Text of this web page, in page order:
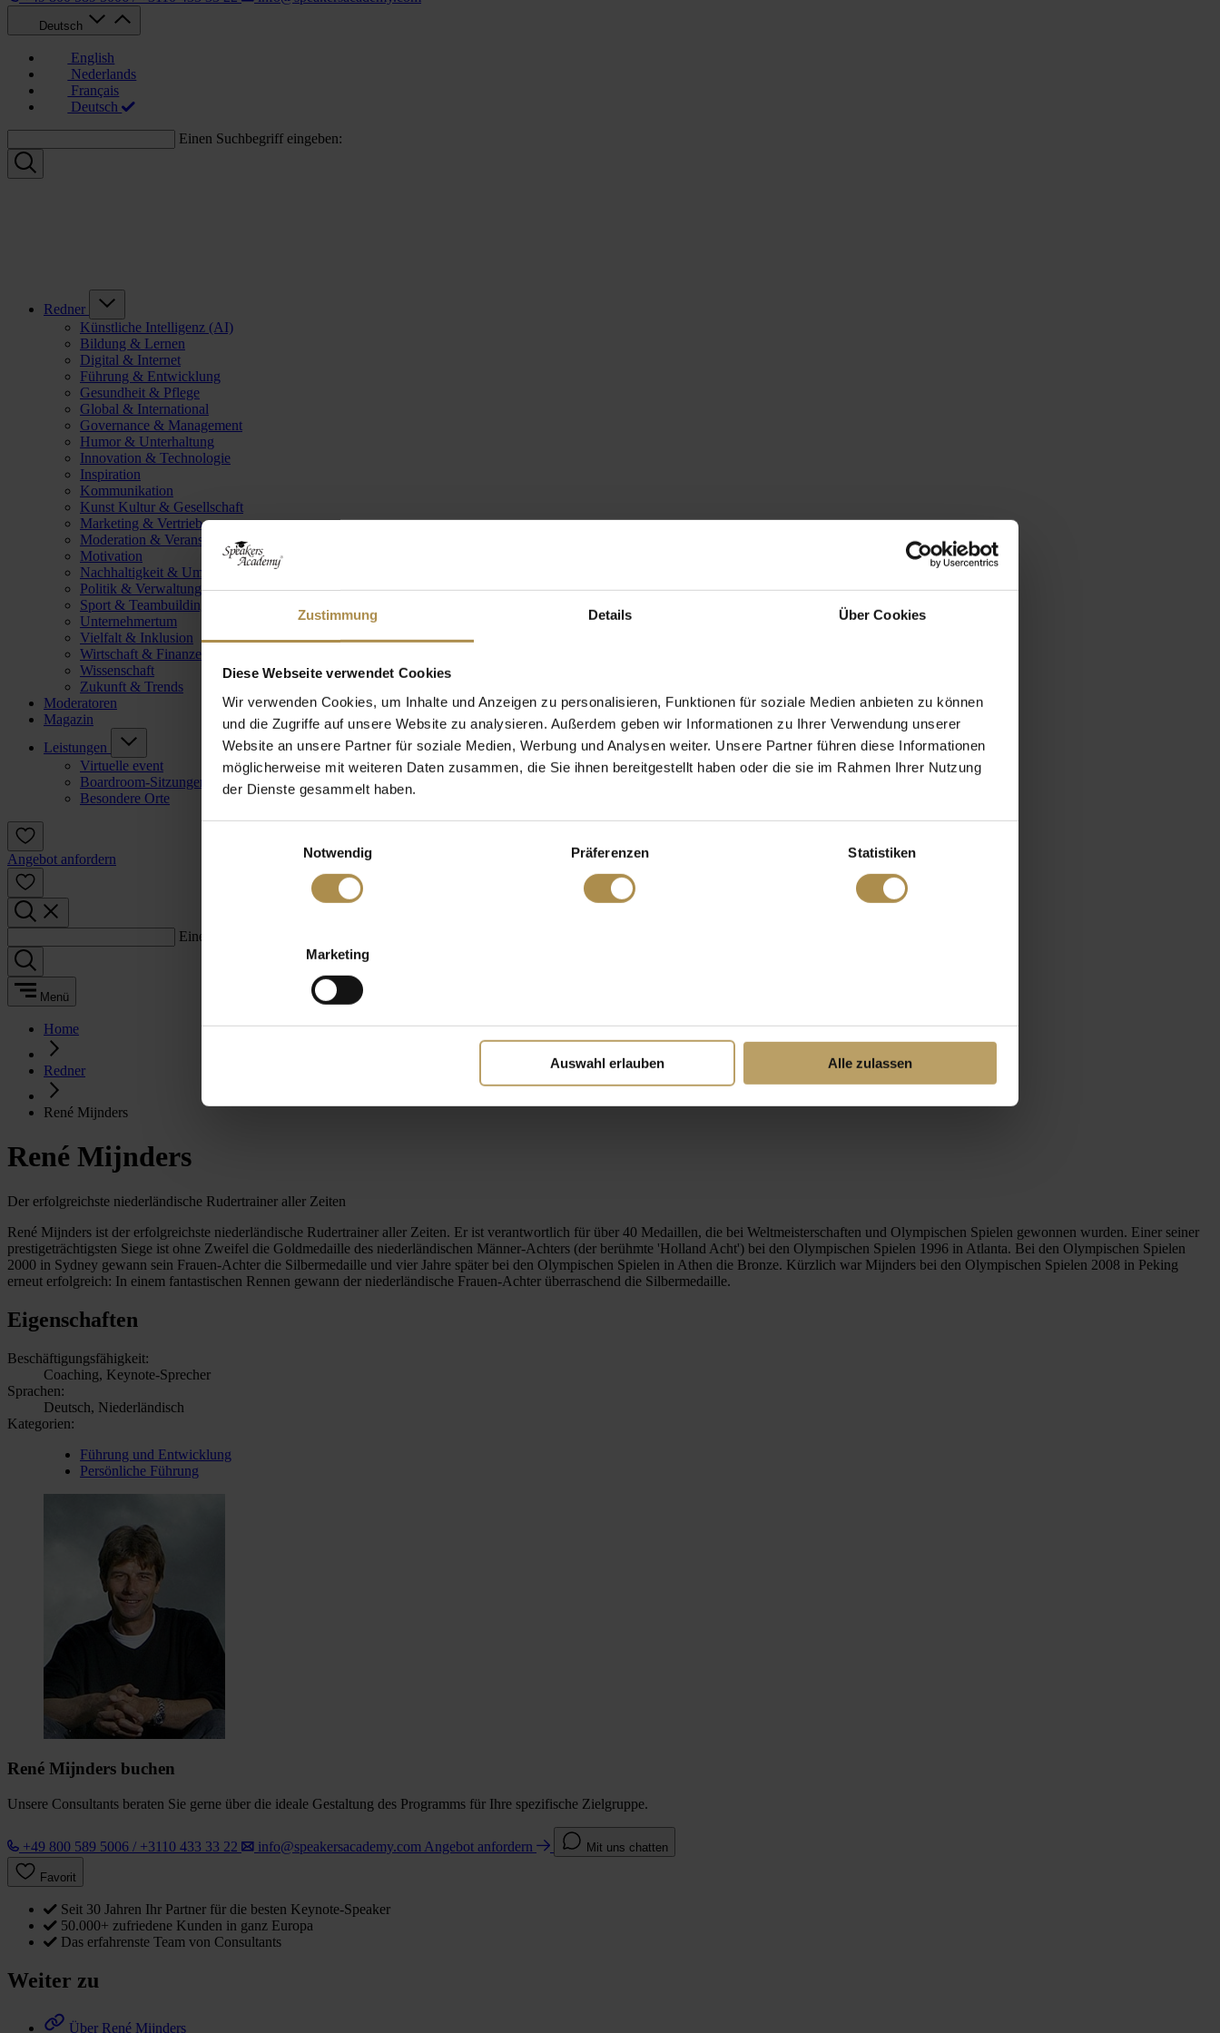
Zustimmung Details Über Cookies
Diese Webseite verwendet Cookies
Wir verwenden Cookies, um Inhalte und Anzeigen zu personalisieren, Funktionen für soziale Medien anbieten zu können
und die Zugriffe auf unsere Website zu analysieren. Außerdem geben wir Informationen zu Ihrer Verwendung unserer
Website an unsere Partner für soziale Medien, Werbung und Analysen weiter. Unsere Partner führen diese Informationen
möglicherweise mit weiteren Daten zusammen, die Sie ihnen bereitgestellt haben oder die sie im Rahmen Ihrer Nutzung
der Dienste gesammelt haben.
Notwendig
Präferenzen Statistiken
Marketing
Auswahl erlauben Alle zulassen
Deutsch
English
Nederlands
Français
Deutsch
Einen Suchbegriff eingeben:
Redner
Künstliche Intelligenz (AI)
Bildung & Lernen
Digital & Internet
Führung & Entwicklung
Gesundheit & Pflege
Global & International
Governance & Management
Humor & Unterhaltung
Innovation & Technologie
Inspiration
Kommunikation
Kunst Kultur & Gesellschaft
Marketing & Vertrieb
Moderation & Veranstaltungsleitung
Motivation
Nachhaltigkeit & Umwelt
Politik & Verwaltung
Sport & Teambuilding
Unternehmertum
Vielfalt & Inklusion
Wirtschaft & Finanzen
Wissenschaft
Zukunft & Trends
Moderatoren
Magazin
Leistungen
Virtuelle event
Boardroom-Sitzungen
Besondere Orte
Angebot anfordern
Einen Suchbegriff eingeben:
Menü
Home
Redner
René Mijnders
René Mijnders
Der erfolgreichste niederländische Rudertrainer aller Zeiten
René Mijnders ist der erfolgreichste niederländische Rudertrainer aller Zeiten. Er ist verantwortlich für über 40 Medaillen, die bei Weltmeisterschaften und Olympischen Spielen gewonnen wurden. Einer seiner
prestigeträchtigsten Siege ist ohne Zweifel die Goldmedaille des niederländischen Männer-Achters (der berühmte 'Holland Acht') bei den Olympischen Spielen 1996 in Atlanta. Bei den Olympischen Spielen
2000 in Sydney gewann sein Frauen-Achter die Silbermedaille und vier Jahre später bei den Olympischen Spielen in Athen die Bronze. Kürzlich war Mijnders bei den Olympischen Spielen 2008 in Peking
erneut erfolgreich: In einem fantastischen Rennen gewann der niederländische Frauen-Achter überraschend die Silbermedaille.
Eigenschaften
Beschäftigungsfähigkeit:
Coaching, Keynote-Sprecher
Sprachen:
Deutsch, Niederländisch
Kategorien:
Führung und Entwicklung
Persönliche Führung
René Mijnders buchen
Unsere Consultants beraten Sie gerne über die ideale Gestaltung des Programms für Ihre spezifische Zielgruppe.
+49 800 589 5006 / +3110 433 33 22 info@speakersacademy.com Angebot anfordern Mit uns chatten
Favorit
Seit 30 Jahren Ihr Partner für die besten Keynote-Speaker
50.000+ zufriedene Kunden in ganz Europa
Das erfahrenste Team von Consultants
Weiter zu
Über René Mijnders